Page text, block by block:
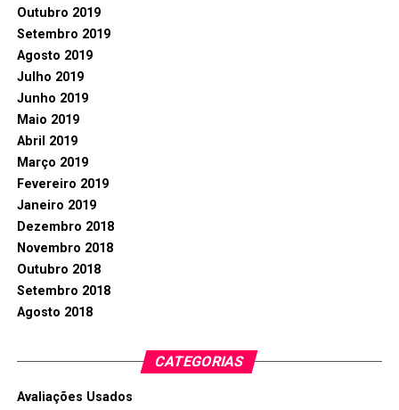
Outubro 2019
Setembro 2019
Agosto 2019
Julho 2019
Junho 2019
Maio 2019
Abril 2019
Março 2019
Fevereiro 2019
Janeiro 2019
Dezembro 2018
Novembro 2018
Outubro 2018
Setembro 2018
Agosto 2018
CATEGORIAS
Avaliações Usados